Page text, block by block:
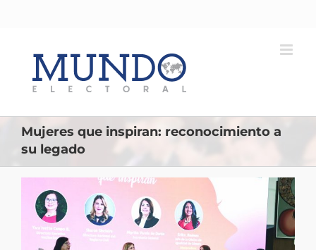
contenido
Mujeres que inspiran: reconocimiento a
su legado
imagen
más
grande